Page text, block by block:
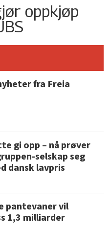
oppkjøp
fra Freia
gi opp – nå prøver
selskap seg
dansk lavpris
pantevaner vil
1,3 milliarder